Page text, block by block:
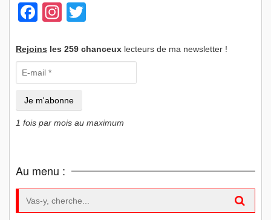
Facebook
Instagram
Rejoins les 259 chanceux lecteurs de ma newsletter !
1 fois par mois au maximum
Au menu :